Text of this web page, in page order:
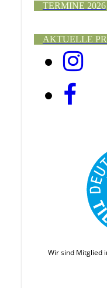
TERMINE 2026
AKTUELLE
Wir sind Mitglied